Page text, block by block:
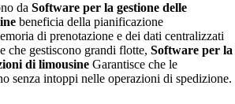
da Software per la gestione delle
beneficia della pianificazione
di prenotazione e dei dati centralizzati
che gestiscono grandi flotte, Software per la
di limousine Garantisce che le
senza intoppi nelle operazioni di spedizione.